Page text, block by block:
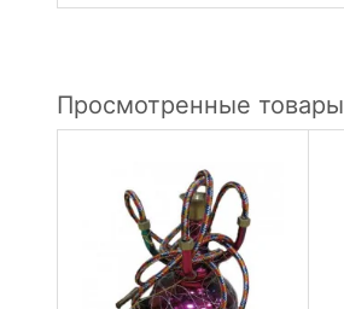
Просмотренные товары